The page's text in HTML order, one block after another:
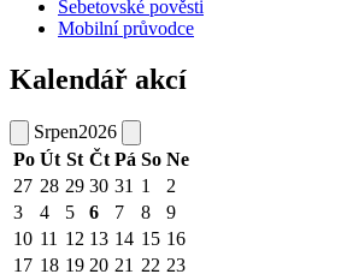
Šebetovské pověsti
Mobilní průvodce
Kalendář akcí
Srpen2026
Po Út St Čt Pá So Ne
27 28 29 30 31 1
2
3
4 5 6 7 8
9
10 11 12 13 14 15 16
17 18 19 20 21 22 23